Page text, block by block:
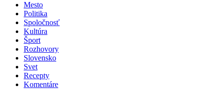
Mesto
Politika
Spoločnosť
Kultúra
Šport
Rozhovory
Slovensko
Svet
Recepty
Komentáre